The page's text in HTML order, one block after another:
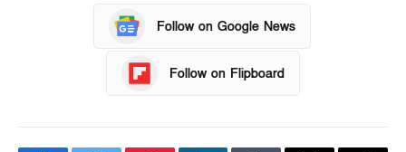
Follow on Google News
Follow on Flipboard